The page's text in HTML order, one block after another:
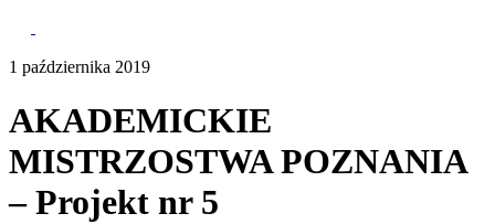
1 października 2019
AKADEMICKIE
MISTRZOSTWA POZNANIA
– Projekt nr 5